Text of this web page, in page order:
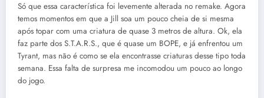
Só que essa característica foi levemente alterada no remake. Agora
temos momentos em que a Jill soa um pouco cheia de si mesma
após topar com uma criatura de quase 3 metros de altura. Ok, ela
faz parte dos S.T.A.R.S., que é quase um BOPE, e já enfrentou um
Tyrant, mas não é como se ela encontrasse criaturas desse tipo toda
semana. Essa falta de surpresa me incomodou um pouco ao longo
do jogo.